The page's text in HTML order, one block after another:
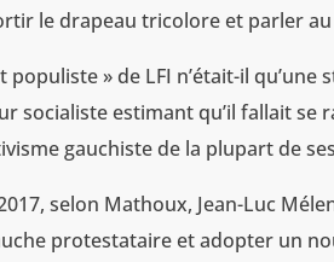
le drapeau tricolore et parler
populiste » de LFI n’était-il
socialiste estimant qu’il fallait
gauchiste de la plupart de
selon Mathoux, Jean-Luc
protestataire et adopter un